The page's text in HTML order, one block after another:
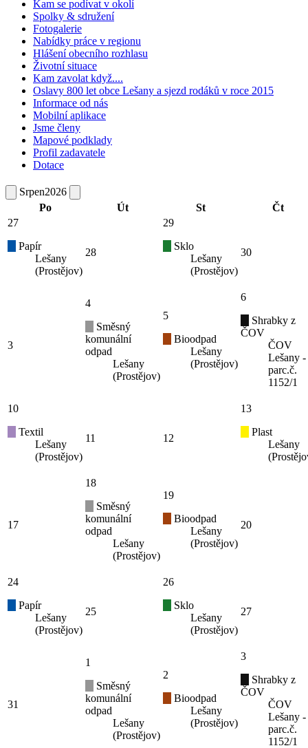
Kam se podívat v okolí
Spolky & sdružení
Fotogalerie
Nabídky práce v regionu
Hlášení obecního rozhlasu
Životní situace
Kam zavolat když....
Oslavy 800 let obce Lešany a sjezd rodáků v roce 2015
Informace od nás
Mobilní aplikace
Jsme členy
Mapové podklady
Profil zadavatele
Dotace
Srpen2026
Po
Út St
Čt
27
Papír
Lešany
(Prostějov)
28
29
Sklo
Lešany
(Prostějov)
30
3
4
Směsný
komunální
odpad
Lešany
(Prostějov)
5
Bioodpad
Lešany
(Prostějov)
6
Shrabky z
ČOV
ČOV
Lešany -
parc.č.
1152/1
10
Textil
Lešany
(Prostějov)
11 12
13
Plast
Lešany
17
18
Směsný
komunální
odpad
Lešany
(Prostějov)
19
Bioodpad
Lešany
(Prostějov)
20
24
Papír
Lešany
(Prostějov)
25
26
Sklo
Lešany
(Prostějov)
27
31
1
Směsný
komunální
odpad
Lešany
(Prostějov)
2
Bioodpad
Lešany
(Prostějov)
3
Shrabky z
ČOV
ČOV
Lešany -
parc.č.
1152/1